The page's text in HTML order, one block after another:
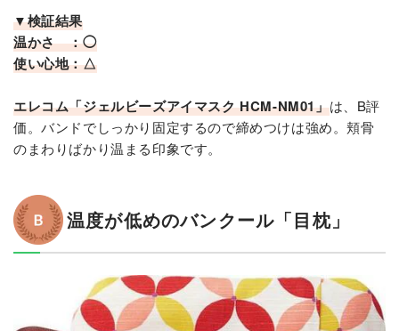
▼検証結果
温かさ ：◯
使い心地：△
エレコム「ジェルビーズアイマスク HCM-NM01」は、B評
価。バンドでしっかり固定するので締めつけは強め。頬骨
のまわりばかり温まる印象です。
温度が低めのバンクール「目枕」